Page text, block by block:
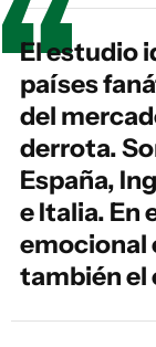
El estudio
países
del
derrota.
España,
e Italia. En
emocional
también el